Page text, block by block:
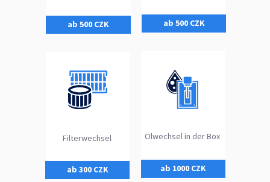
ab 500 CZK
Filterwechsel
ab 500 CZK
Ölwechsel in der Box
ab 300 CZK ab 1000 CZK